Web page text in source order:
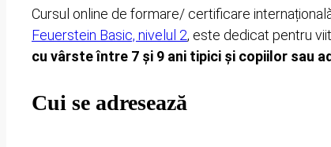
Cursul online de formare/ certificare
Feuerstein Basic, nivelul 2, este dedicat pentru
cu vârste între 7 și 9 ani tipici și copiilor sau
Cui se adresează